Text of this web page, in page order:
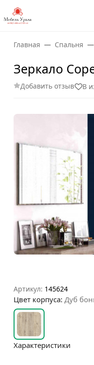
Главная Спальня
Зеркало
Добавить отзыв В
Артикул: 145624
Цвет корпуса: Дуб
Характеристики